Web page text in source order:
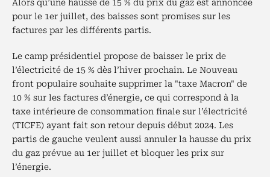
Alors qu’une hausse de 15 % du prix du gaz est annoncée
pour le 1er juillet, des baisses sont promises sur les
factures par les différents partis.
Le camp présidentiel propose de baisser le prix de
l’électricité de 15 % dès l’hiver prochain. Le Nouveau
front populaire souhaite supprimer la "taxe Macron" de
10 % sur les factures d’énergie, ce qui correspond à la
taxe intérieure de consommation finale sur l’électricité
(TICFE) ayant fait son retour depuis début 2024. Les
partis de gauche veulent aussi annuler la hausse du prix
du gaz prévue au 1er juillet et bloquer les prix sur
l’énergie.